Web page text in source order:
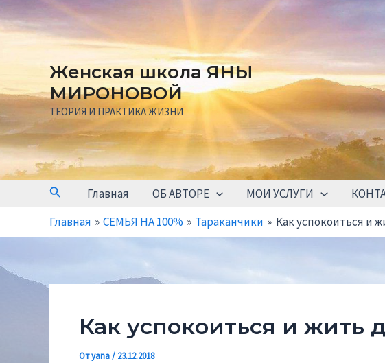
Перейти
к
содержимому
Женская школа ЯНЫ
МИРОНОВОЙ
ТЕОРИЯ И ПРАКТИКА ЖИЗНИ
Поиск Главная ОБ АВТОРЕ МОИ УСЛУГИ
Главная
СЕМЬЯ НА 100% Тараканчики Как успокоиться и
Как успокоиться и жить
Отyana/ 23.12.2018